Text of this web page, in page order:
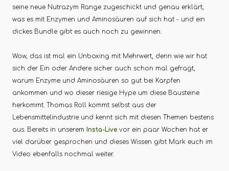
seine neue Nutrazym Range zugeschickt und genau erklärt,
was es mit Enzymen und Aminosäuren auf sich hat - und ein
dickes Bundle gibt es auch noch zu gewinnen.
Wow, das ist mal ein Unboxing mit Mehrwert, denn wie wir hat
sich der Ein oder Andere sicher auch schon mal gefragt,
warum Enzyme und Aminosäuren so gut bei Karpfen
ankommen und wo dieser riesige Hype um diese Bausteine
herkommt. Thomas Roll kommt selbst aus der
Lebensmittelindustrie und kennt sich mit diesen Themen bestens
aus. Bereits in unserem Insta-Live vor ein paar Wochen hat er
viel darüber gesprochen und dieses Wissen gibt Mark euch im
Video ebenfalls nochmal weiter.